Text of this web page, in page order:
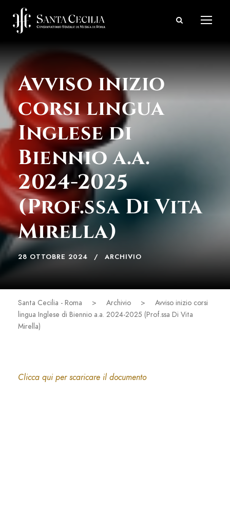
Avviso inizio
corsi lingua
Inglese di
Biennio a.a.
2024-2025
(Prof.ssa Di Vita
Mirella)
28 OTTOBRE 2024 ARCHIVIO
Santa Cecilia - Roma > Archivio >
Avviso inizio corsi
lingua Inglese di Biennio a.a. 2024-2025 (Prof.ssa Di Vita
Mirella)
Clicca qui per scaricare il documento